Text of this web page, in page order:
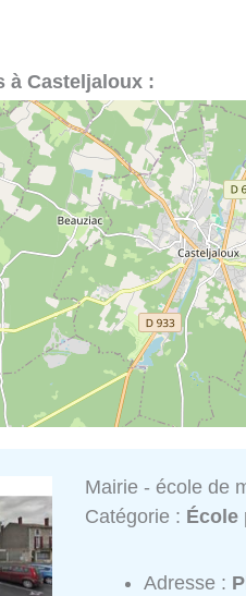
à Casteljaloux :
Mairie - école de
Catégorie : École
Adresse :